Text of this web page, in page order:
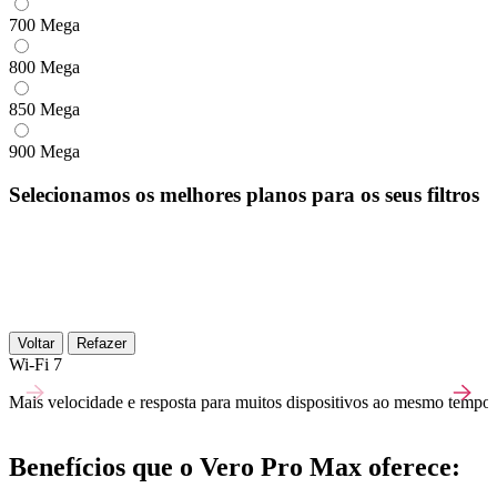
700 Mega
800 Mega
850 Mega
900 Mega
Selecionamos os melhores planos para os seus filtros
Voltar Refazer
Wi-Fi 7
Mais velocidade e resposta para muitos dispositivos ao mesmo tempo.
Benefícios que o Vero Pro Max oferece: